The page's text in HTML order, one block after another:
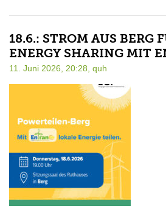
18.6.: STROM AUS BERG
ENERGY SHARING MIT
11. Juni 2026, 20:28, quh